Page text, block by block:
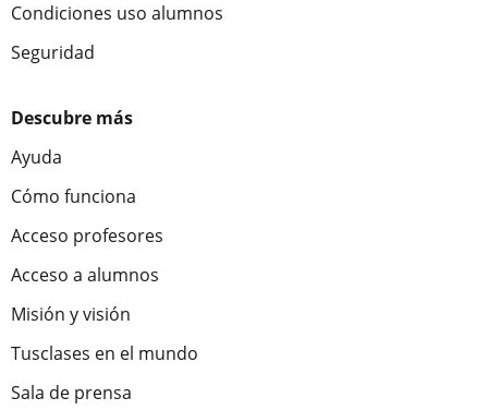
Condiciones uso alumnos
Seguridad
Descubre más
Ayuda
Cómo funciona
Acceso profesores
Acceso a alumnos
Misión y visión
Tusclases en el mundo
Sala de prensa